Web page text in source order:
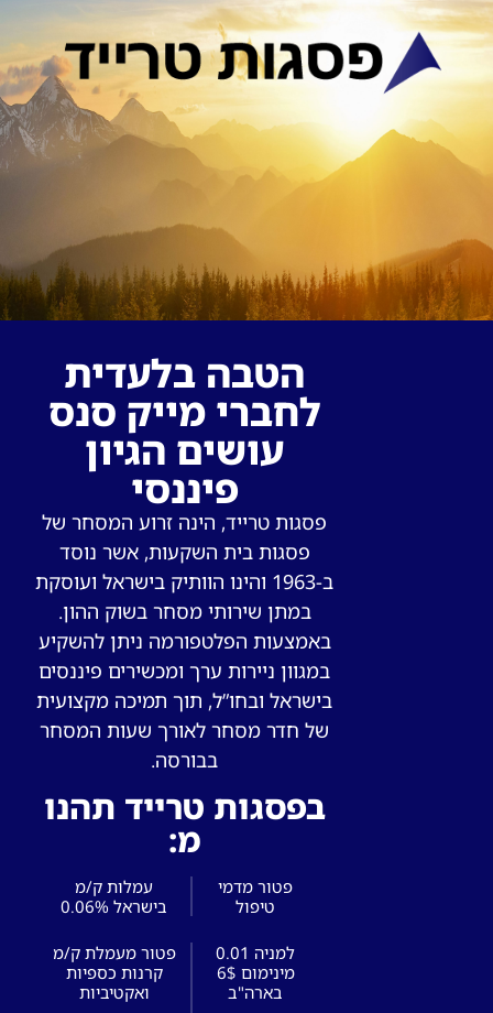
הטבה בלעדית
לחברי מייק סנס
עושים הגיון
פיננסי
פסגות טרייד, הינה זרוע המסחר של
פסגות בית השקעות, אשר נוסד
ב-1963 והינו הוותיק בישראל ועוסקת
במתן שירותי מסחר בשוק ההון.
באמצעות הפלטפורמה ניתן להשקיע
במגוון ניירות ערך ומכשירים פיננסים
בישראל ובחו”ל, תוך תמיכה מקצועית
של חדר מסחר לאורך שעות המסחר
בבורסה.
בפסגות טרייד תהנו
מ:
עמלות ק/מ
בישראל 0.06%
פטור מדמי
טיפול
פטור מעמלת ק/מ
קרנות כספיות
ואקטיביות
0.01 למניה
מינימום 6$
בארה"ב